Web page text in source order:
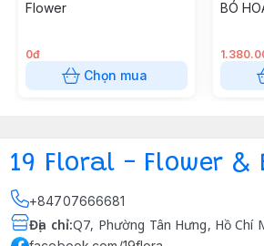
Flower
0đ
Chọn mua
BÓ
19 Floral - Flower &
+84707666681
Địa chỉ:Q7, Phường Tân Hưng, Hồ Chí